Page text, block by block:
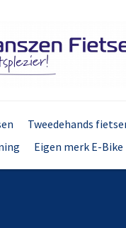
Tweedehands
Eigen merk E-